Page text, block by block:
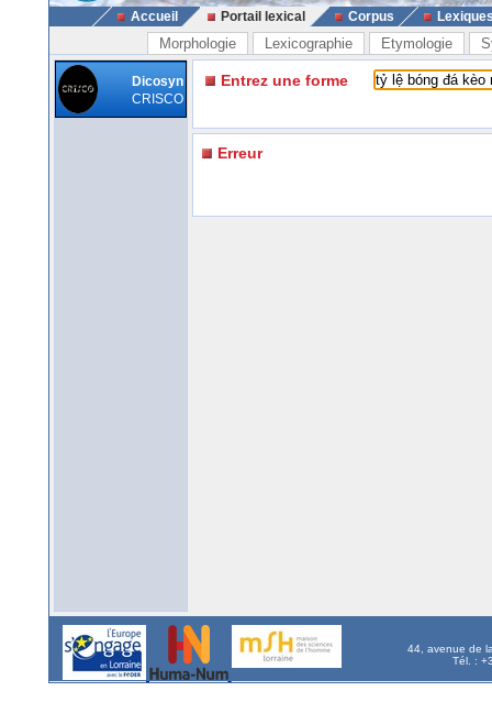
Accueil Portail lexical Corpus
Morphologie Lexicographie Etymologie
Dicosyn
CRISCO
Entrez une forme
Erreur
44, avenue de
Tél. :